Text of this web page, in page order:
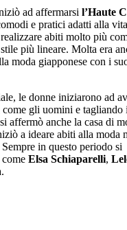
ad affermarsi l’Haute
e pratici adatti alla
abiti molto più
più lineare. Molta era
moda giapponese con i
le donne iniziarono ad
gli uomini e tagliando
affermò anche la casa di
a ideare abiti alla moda
in questo periodo si
Elsa Schiaparelli,